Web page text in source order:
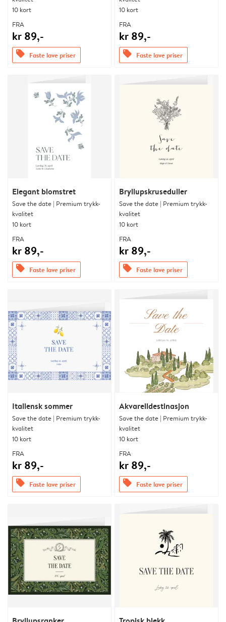
10 kort
FRA
kr 89,-
offers Faste lave priser
10 kort
FRA
kr 89,-
offers Faste lave priser
Elegant blomstret
Save the date | Premium trykk-
kvalitet
10 kort
FRA
kr 89,-
offers Faste lave priser
Bryllupskruseduller
Save the date | Premium trykk-
kvalitet
10 kort
FRA
kr 89,-
offers Faste lave priser
Italiensk sommer
Save the date | Premium trykk-
kvalitet
10 kort
FRA
kr 89,-
offers Faste lave priser
Akvarelldestinasjon
Save the date | Premium trykk-
kvalitet
10 kort
FRA
kr 89,-
offers Faste lave priser